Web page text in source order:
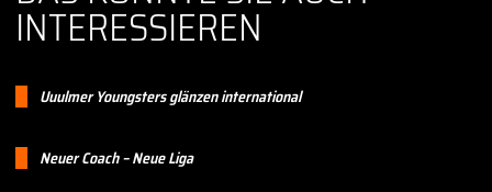
INTERESSIEREN
Uuulmer Youngsters glänzen international
Neuer Coach – Neue Liga